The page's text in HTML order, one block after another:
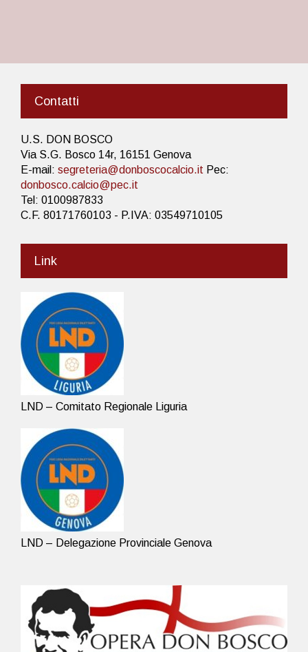
Contatti
U.S. DON BOSCO
Via S.G. Bosco 14r, 16151 Genova
E-mail: segreteria@donboscocalcio.it Pec:
donbosco.calcio@pec.it
Tel: 0100987833
C.F. 80171760103 - P.IVA: 03549710105
Link
LND – Comitato Regionale Liguria
LND – Delegazione Provinciale Genova